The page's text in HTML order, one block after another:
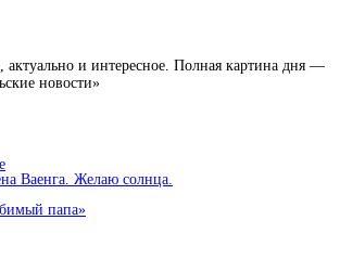
актуально и интересное. Полная картина дня —
новости»
Ваенга. Желаю солнца.
папа»